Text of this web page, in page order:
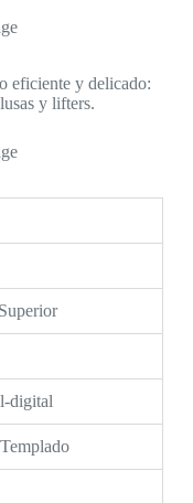
eficiente y delicado:
y lifters.
digital